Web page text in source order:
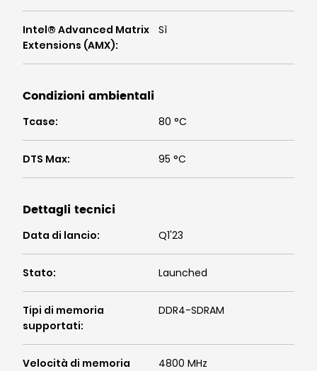
Intel® Advanced Matrix
Extensions (AMX):
Sì
Condizioni ambientali
Tcase: 80 °C
DTS Max: 95 °C
Dettagli tecnici
Data di lancio: Q1'23
Stato: Launched
Tipi di memoria
supportati:
DDR4-SDRAM
Velocità di memoria
4800 MHz